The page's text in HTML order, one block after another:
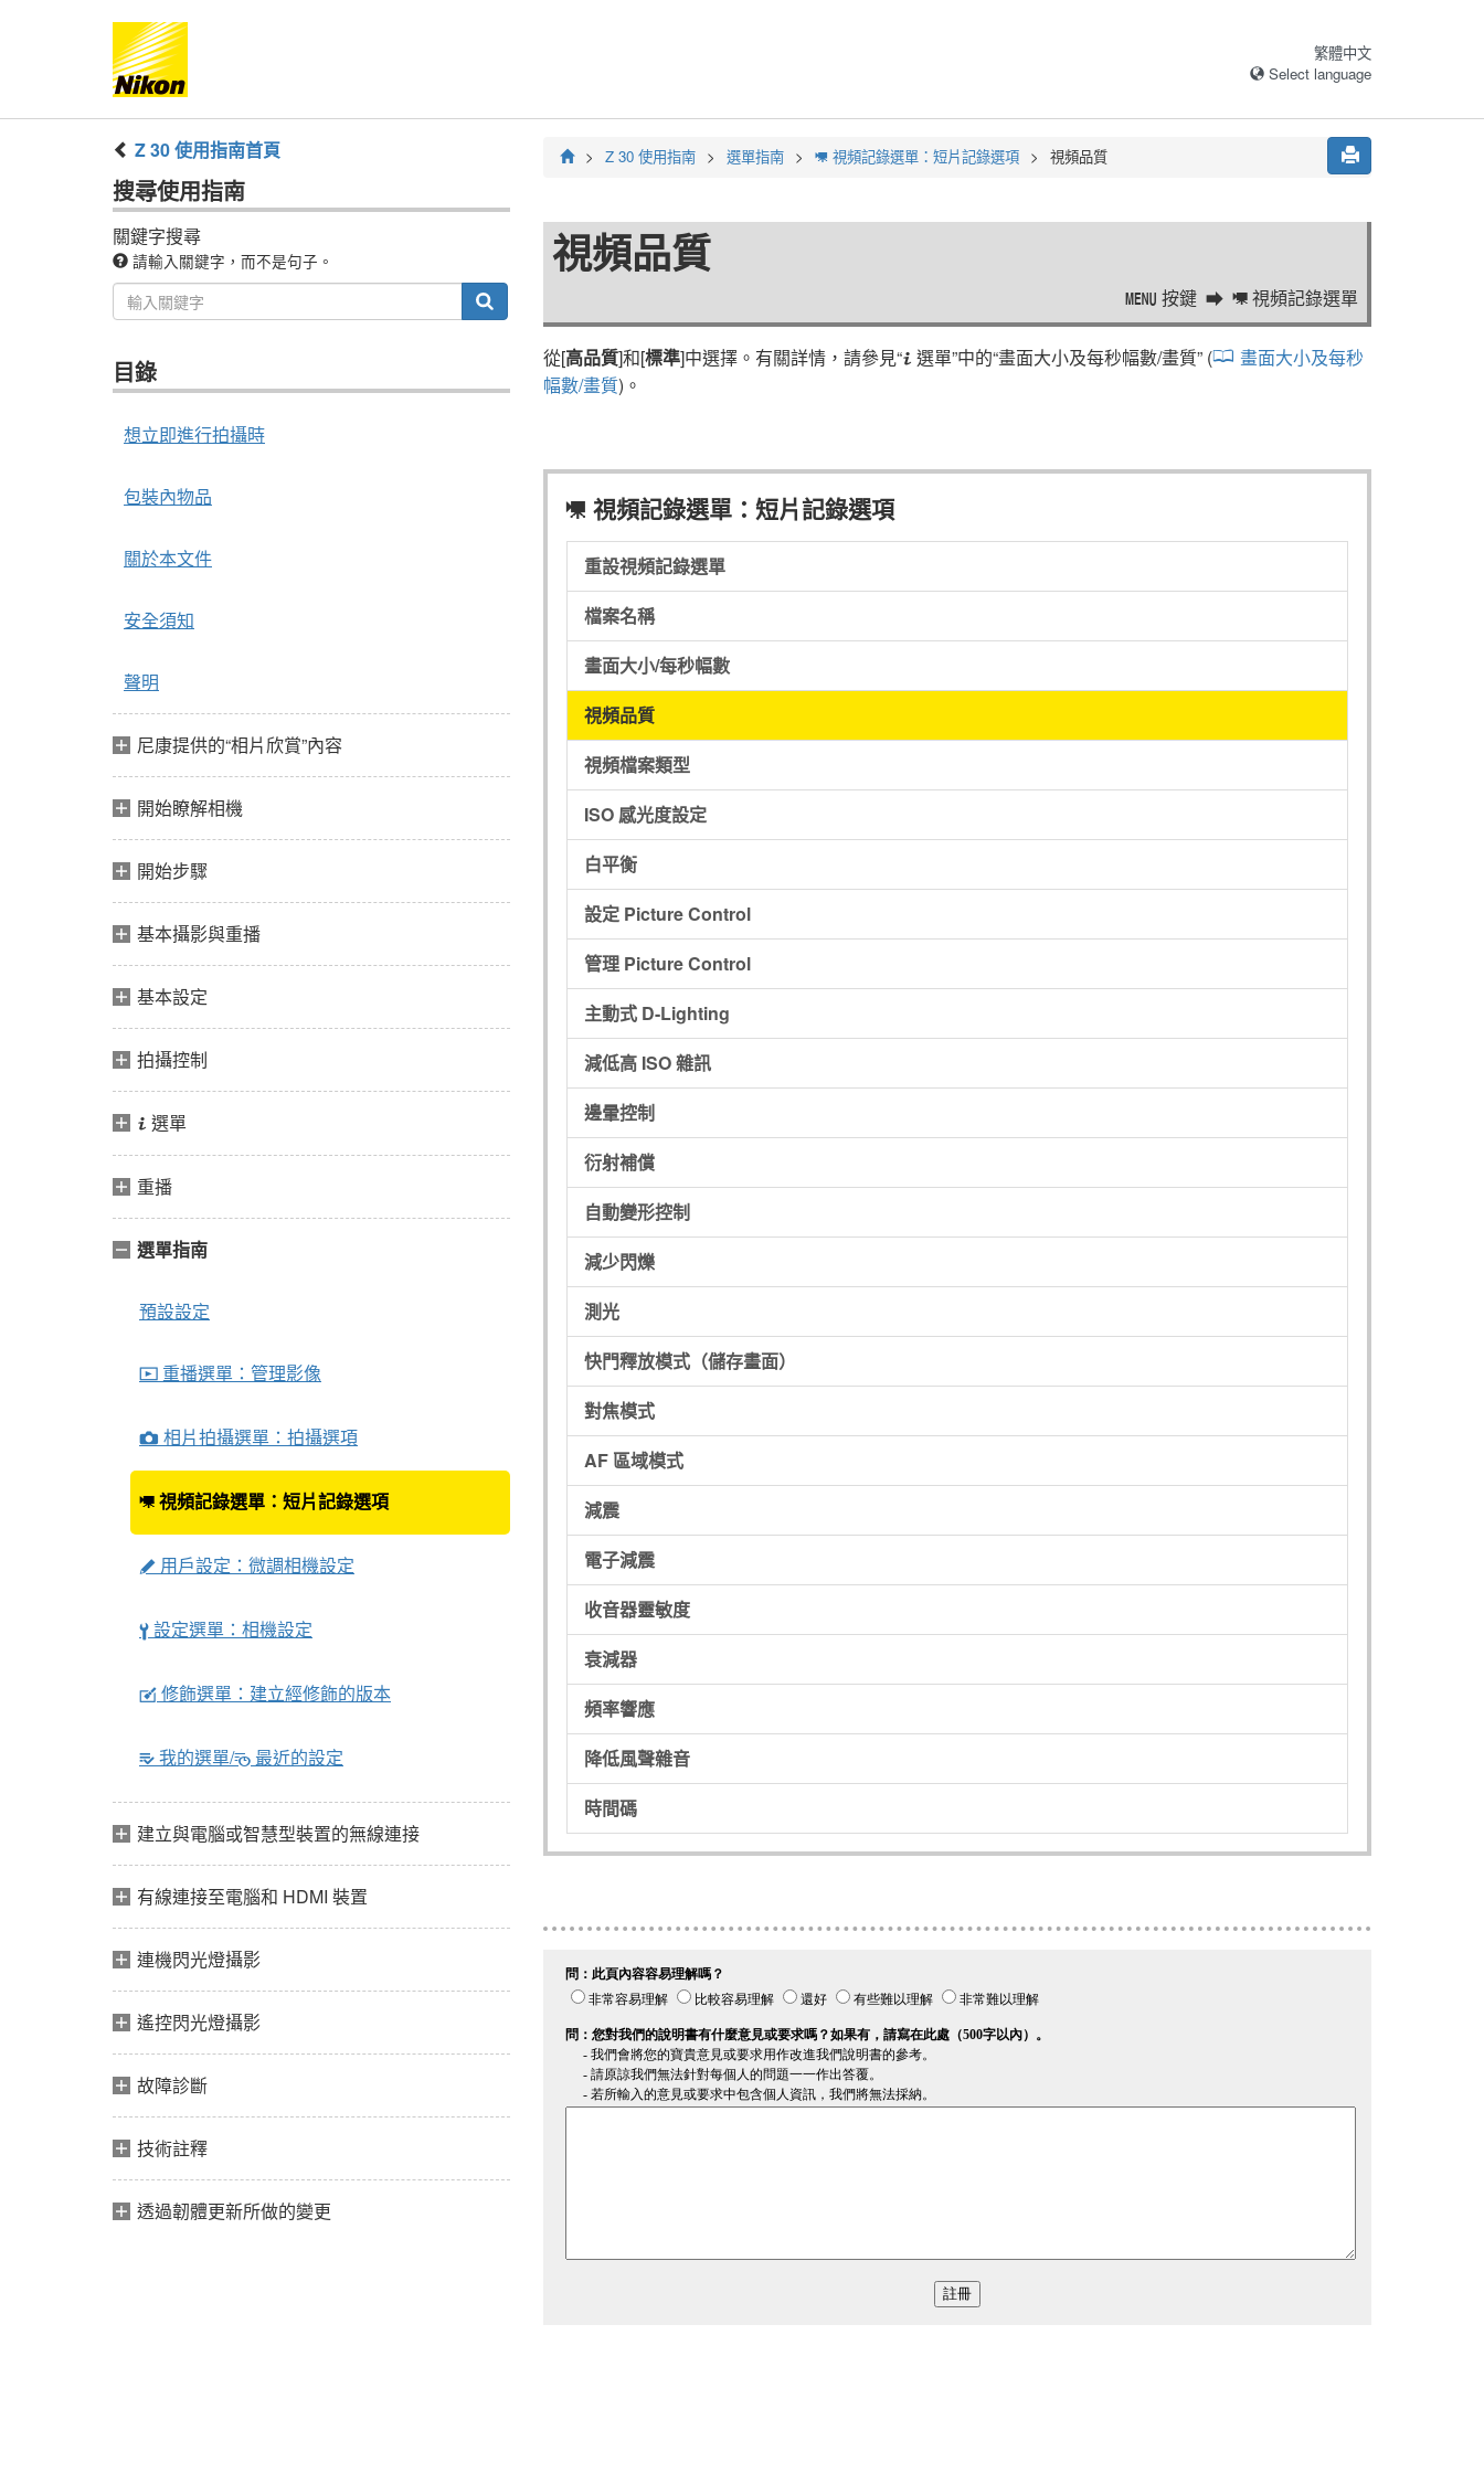
繁體中文
Select language
Z 30使用指南首頁
搜尋使用指南
關鍵字搜尋
請輸入關鍵字，而不是句子。
目錄
想立即進行拍攝時
包裝內物品
關於本文件
安全須知
聲明
尼康提供的“相片欣賞”內容
開始瞭解相機
開始步驟
基本攝影與重播
基本設定
拍攝控制
i 選單
重播
選單指南
預設設定
D 重播選單：管理影像
C 相片拍攝選單：拍攝選項
1 視頻記錄選單：短片記錄選項
A 用戶設定：微調相機設定
B 設定選單：相機設定
N 修飾選單：建立經修飾的版本
O 我的選單/m 最近的設定
建立與電腦或智慧型裝置的無線連接
有線連接至電腦和 HDMI 裝置
連機閃光燈攝影
遙控閃光燈攝影
故障診斷
技術註釋
透過韌體更新所做的變更
Z 30 使用指南 選單指南 1 視頻記錄選單：短片記錄選項 視頻品質
視頻品質
G 按鍵 1 視頻記錄選單
從[高品質]和[標準]中選擇。有關詳情，請參見“i 選單”中的“畫面大小及每秒幅數/畫質” (
畫面大小及每秒
幅數/畫質)。
1 視頻記錄選單：短片記錄選項
重設視頻記錄選單
檔案名稱
畫面大小/每秒幅數
視頻品質
視頻檔案類型
ISO 感光度設定
白平衡
設定 Picture Control
管理 Picture Control
主動式 D-Lighting
減低高 ISO 雜訊
邊暈控制
衍射補償
自動變形控制
減少閃爍
測光
快門釋放模式（儲存畫面）
對焦模式
AF 區域模式
減震
電子減震
收音器靈敏度
衰減器
頻率響應
降低風聲雜音
時間碼